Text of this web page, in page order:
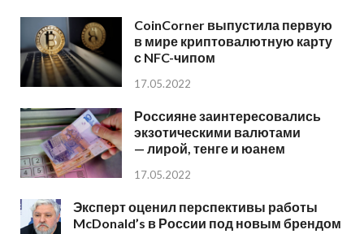
CoinCorner выпустила первую
в мире криптовалютную карту
с NFC-чипом
17.05.2022
Россияне заинтересовались
экзотическими валютами
— лирой, тенге и юанем
17.05.2022
Эксперт оценил перспективы работы
McDonald’s в России под новым брендом